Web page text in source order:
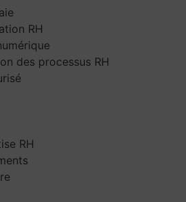
RH
des processus RH
RH